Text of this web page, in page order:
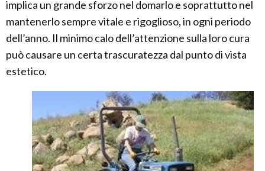
implica un grande sforzo nel domarlo e soprattutto nel
mantenerlo sempre vitale e rigoglioso, in ogni periodo
dell’anno. Il minimo calo dell’attenzione sulla loro cura
può causare un certa trascuratezza dal punto di vista
estetico.